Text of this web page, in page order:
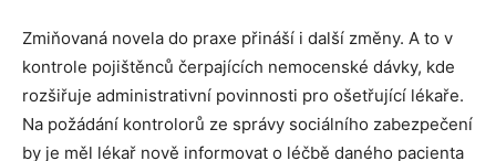
Zmiňovaná novela do praxe přináší i další změny. A to v
kontrole pojištěnců čerpajících nemocenské dávky, kde
rozšiřuje administrativní povinnosti pro ošetřující lékaře.
Na požádání kontrolorů ze správy sociálního zabezpečení
by je měl lékař nově informovat o léčbě daného pacienta